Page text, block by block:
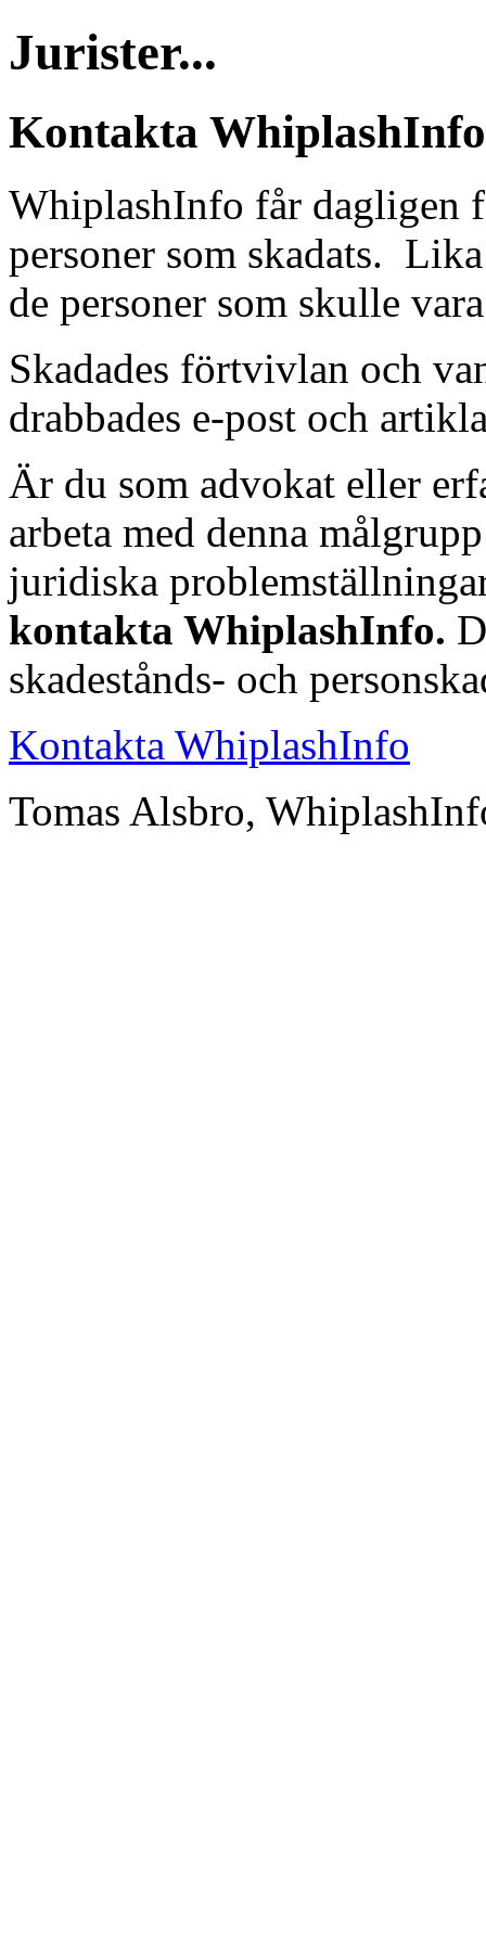
Jurister...
Kontakta
WhiplashInfo får dagligen
personer som skadats.
de personer som skulle
Skadades förtvivlan och
drabbades e-post och
Är du som advokat eller
arbeta med denna
juridiska
kontakta WhiplashInfo.
skadestånds- och
Kontakta WhiplashInfo
Tomas Alsbro,